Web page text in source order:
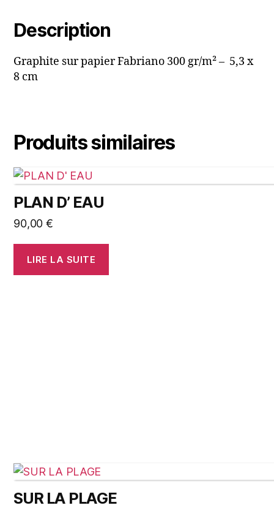
Description
Graphite sur papier Fabriano 300 gr/m² – 5,3 x
8 cm
Produits similaires
PLAN D’ EAU
90,00 €
LIRE LA SUITE
SUR LA PLAGE